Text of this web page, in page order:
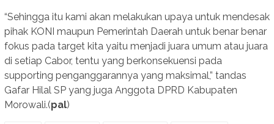
“Sehingga itu kami akan melakukan upaya untuk mendesak
pihak KONI maupun Pemerintah Daerah untuk benar benar
fokus pada target kita yaitu menjadi juara umum atau juara
di setiap Cabor, tentu yang berkonsekuensi pada
supporting penganggarannya yang maksimal,” tandas
Gafar Hilal SP yang juga Anggota DPRD Kabupaten
Morowali.(pal)